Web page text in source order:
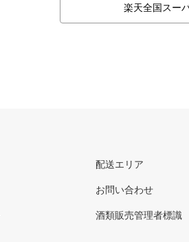
楽天全国スー
配送エリア
お問い合わせ
酒類販売管理者標識